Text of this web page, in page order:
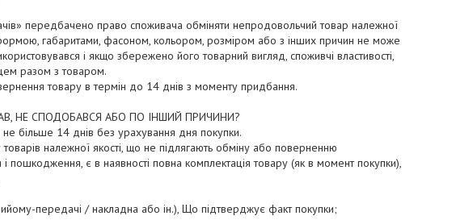
передбачено право споживача обміняти непродовольчий товар належної
габаритами, фасоном, кольором, розміром або з інших причин не може
і якщо збережено його товарний вигляд, споживчі властивості,
разом з товаром.
товару в термін до 14 днів з моменту придбання.
НЕ СПОДОБАВСЯ АБО ПО ІНШИЙ ПРИЧИНИ?
більше 14 днів без урахування дня покупки.
належної якості, що не підлягають обміну або поверненню
пошкодження, є в наявності повна комплектація товару (як в момент покупки),
передачі / накладна або ін.), Що підтверджує факт покупки;